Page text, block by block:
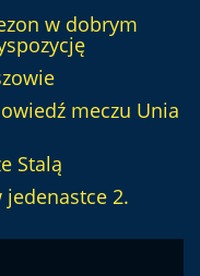
w dobrym
meczu Unia
Stalą
jedenastce 2.